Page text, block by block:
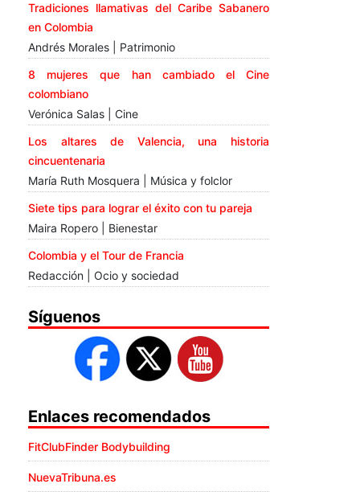
Tradiciones llamativas del Caribe Sabanero
en Colombia
Andrés Morales | Patrimonio
8 mujeres que han cambiado el Cine
colombiano
Verónica Salas | Cine
Los altares de Valencia, una historia
cincuentenaria
María Ruth Mosquera | Música y folclor
Siete tips para lograr el éxito con tu pareja
Maira Ropero | Bienestar
Colombia y el Tour de Francia
Redacción | Ocio y sociedad
Síguenos
Enlaces recomendados
FitClubFinder Bodybuilding
NuevaTribuna.es